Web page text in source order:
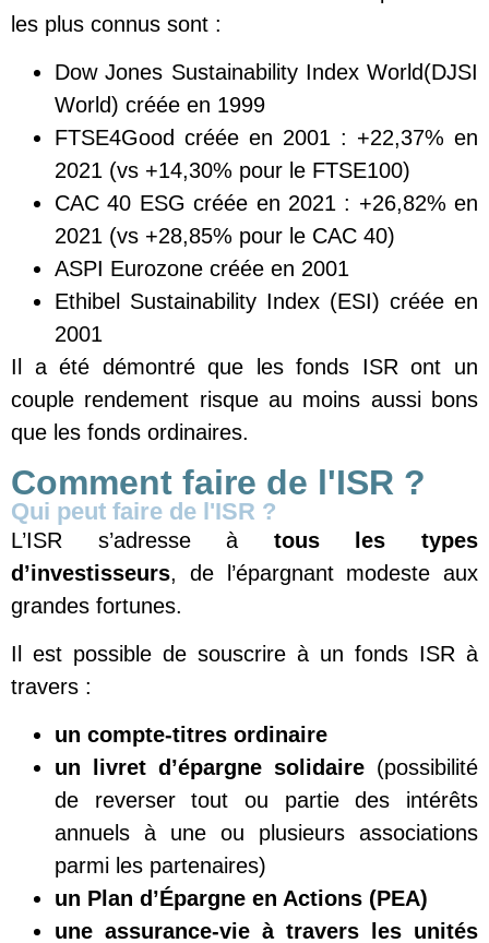
les plus connus sont :
Dow Jones Sustainability Index World(DJSI
World) créée en 1999
FTSE4Good créée en 2001 : +22,37% en
2021 (vs +14,30% pour le FTSE100)
CAC 40 ESG créée en 2021 : +26,82% en
2021 (vs +28,85% pour le CAC 40)
ASPI Eurozone créée en 2001
Ethibel Sustainability Index (ESI) créée en
2001
Il a été démontré que les fonds ISR ont un
couple rendement risque au moins aussi bons
que les fonds ordinaires.
Comment faire de l'ISR ?
Qui peut faire de l'ISR ?
L’ISR s’adresse à tous les types
d’investisseurs, de l’épargnant modeste aux
grandes fortunes.
Il est possible de souscrire à un fonds ISR à
travers :
un compte-titres ordinaire
un livret d’épargne solidaire (possibilité
de reverser tout ou partie des intérêts
annuels à une ou plusieurs associations
parmi les partenaires)
un Plan d’Épargne en Actions (PEA)
une assurance-vie à travers les unités